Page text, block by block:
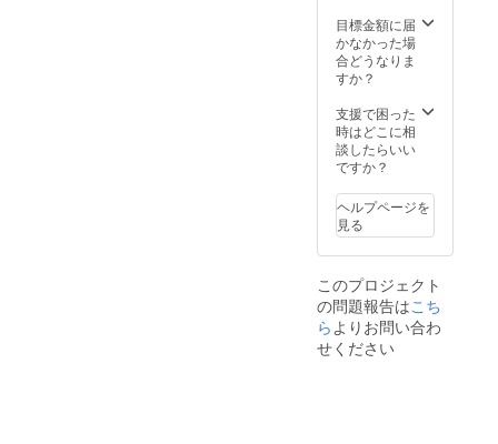
８月末
目標金額に届
かなかった場
合どうなりま
すか？
支援で困った
時はどこに相
談したらいい
ですか？
ヘルプページを
見る
このプロジェクト
の問題報告はこち
らよりお問い合わ
せください